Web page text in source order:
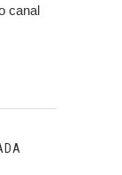
canal